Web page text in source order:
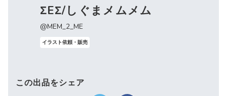
ΣEΣ/しぐまメムメム
@MEM_2_ME
イラスト依頼・販売
この出品をシェア